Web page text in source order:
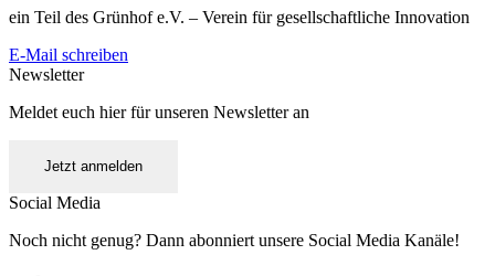
ein Teil des Grünhof e.V. – Verein für gesellschaftliche Innovation
E-Mail schreiben
Newsletter
Meldet euch hier für unseren Newsletter an
Jetzt anmelden
Social Media
Noch nicht genug? Dann abonniert unsere Social Media Kanäle!